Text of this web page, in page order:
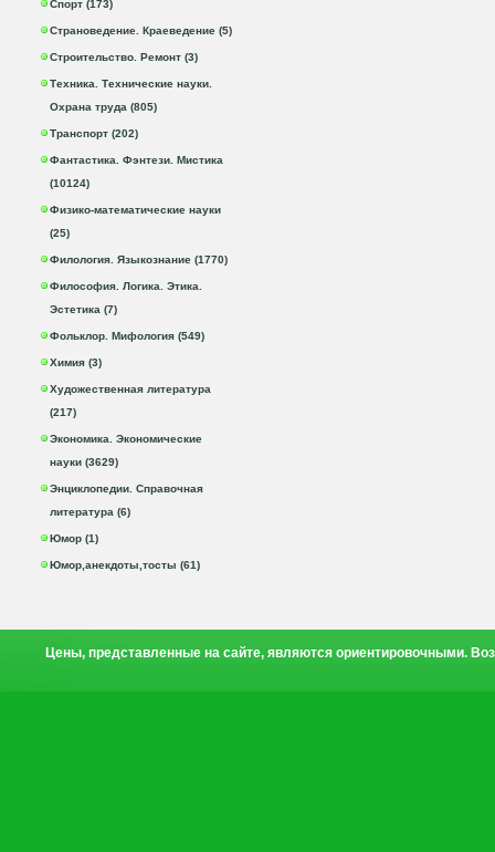
Спорт (173)
Страноведение. Краеведение (5)
Строительство. Ремонт (3)
Техника. Технические науки.
Охрана труда (805)
Транспорт (202)
Фантастика. Фэнтези. Мистика
(10124)
Физико-математические науки
(25)
Филология. Языкознание (1770)
Философия. Логика. Этика.
Эстетика (7)
Фольклор. Мифология (549)
Химия (3)
Художественная литература
(217)
Экономика. Экономические
науки (3629)
Энциклопедии. Справочная
литература (6)
Юмор (1)
Юмор,анекдоты,тосты (61)
Цены, представленные на сайте, являются ориентировочными.